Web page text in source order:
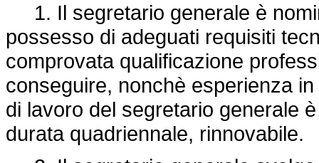
1. Il segretario generale è
possesso di adeguati requisiti
comprovata qualificazione
conseguire, nonchè esperienza
di lavoro del segretario generale
durata quadriennale, rinnovabile.